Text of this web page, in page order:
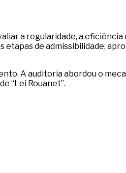
a regularidade, a eficiência
de admissibilidade,
A auditoria abordou o
“Lei Rouanet”.